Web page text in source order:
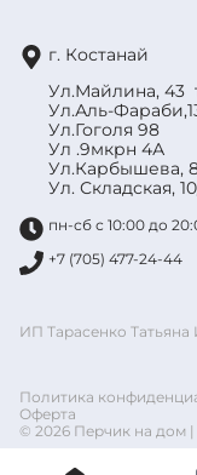
г. Костанай
Ул.Майлина, 43
Ул.Аль-
Ул.Гоголя 98
Ул .9мкрн 4А
Ул.Карбышева,
Ул. Складская,
пн-сб с 10:00 до
+7 (705) 477-24-44
ИП Тарасенко Татьяна
Политика
Оферта
© 2026 Перчик на дом